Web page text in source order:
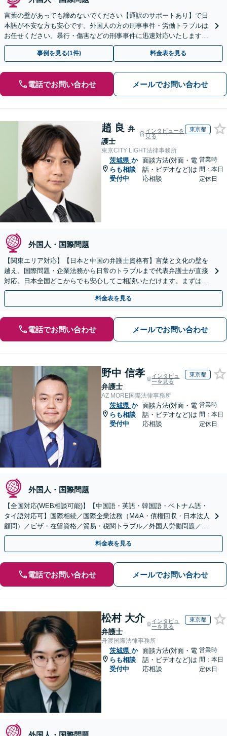
言葉の壁があっても諦めないでください【通訳のサポートあり】で日
本語が不安な方も安心です。外国人の方の刑事事件・労働トラブルは
お任せください。暴行・傷害などの刑事事件に迅速対応いたします。
【事前予約で休日・夜間面談可】
事例を見る(1件) 料金表を見る
電話でお問い合わせ メールでお問い合わせ
趙 良 弁
護士
インタビューを
見る
東京都
東京CITY LIGHT法律事務所
茨城県 か
らも相談
受付中
面談方法(対面・電
話・ビデオなど)は
応相談
営業時
間：本日
定休日
外国人・国際問題
【関東エリア対応】【日本と中国の弁護士資格有】言葉と文化の壁を
越え、国際問題・企業法務から日常のトラブルまで代表弁護士が直接
対応。日本全国どこからでも安心してご相談いただけます。まずは一
歩を踏み出してみませんか。【初回相談無料】
料金表を見る
電話でお問い合わせ メールでお問い合わせ
野中 信孝
弁護士
インタビュ
ーを見る
東京都
AZ MORE国際法律事務所
茨城県 か
らも相談
受付中
面談方法(対面・電
話・ビデオなど)は
応相談
営業時
間：本日
定休日
外国人・国際問題
【全国対応(WEB相談可能)】【中国語・英語・韓国語・ベトナム語・
タイ語対応可】国際相続／国際企業法務（M&A・債権回収・日本法人
顧問）／ビザ・在留資格／貿易・税関トラブル／外国人労働問題／外
国人刑事事件など、幅広いご相談に対応可能
料金表を見る
電話でお問い合わせ メールでお問い合わせ
松村 大介
弁護士
インタビュ
ーを見る
東京都
舟渡国際法律事務所
茨城県 か
らも相談
受付中
面談方法(対面・電
話・ビデオなど)は
応相談
営業時
間：本日
定休日